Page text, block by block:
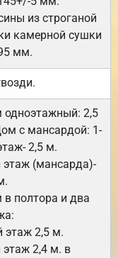
из строганой
камерной сушки
мм.
2,5
с мансардой: 1-
2,5 м.
этаж (мансарда)-
полтора и два
этаж 2,5 м.
этаж 2,4 м. в